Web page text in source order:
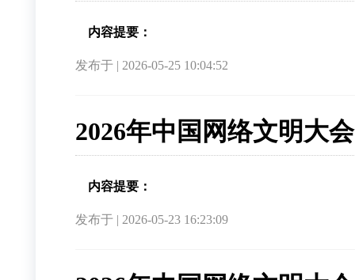
内容提要：
发布于 | 2026-05-25 10:04:52
2026年中国网络文明大
内容提要：
发布于 | 2026-05-23 16:23:09